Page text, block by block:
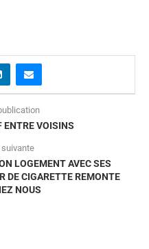
ENTRE VOISINS
LOGEMENT AVEC SES
DE CIGARETTE REMONTE
NOUS